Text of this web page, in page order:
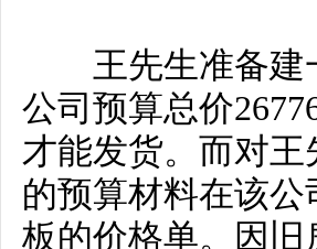
王先生准备建一
公司预算总价
才能发货。而对王
的预算材料在该
板的价格单。因